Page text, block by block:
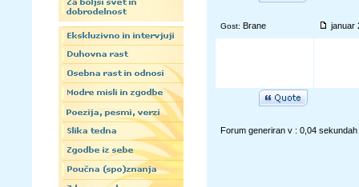
Gost: Brane januar
Forum generiran v : 0,04 sekundah